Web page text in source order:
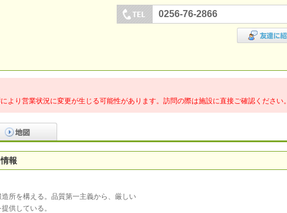
0256-76-2866
より営業状況に変更が生じる可能性があります。訪問の際は施設に直接ご確認ください。
報
所を構える。品質第一主義から、厳しい
供している。